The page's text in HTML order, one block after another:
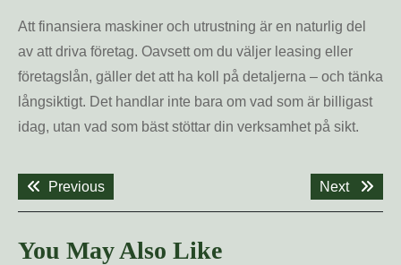
Att finansiera maskiner och utrustning är en naturlig del
av att driva företag. Oavsett om du väljer leasing eller
företagslån, gäller det att ha koll på detaljerna – och tänka
långsiktigt. Det handlar inte bara om vad som är billigast
idag, utan vad som bäst stöttar din verksamhet på sikt.
PreviousPrevious
Next
Next
You May Also Like